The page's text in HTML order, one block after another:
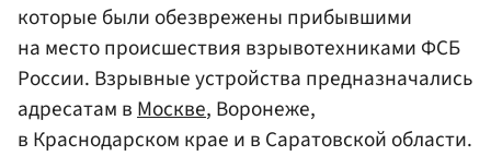
которые были обезврежены прибывшими
на место происшествия взрывотехниками ФСБ
России. Взрывные устройства предназначались
адресатам вМоскве, Воронеже,
в Краснодарском крае и в Саратовской области.